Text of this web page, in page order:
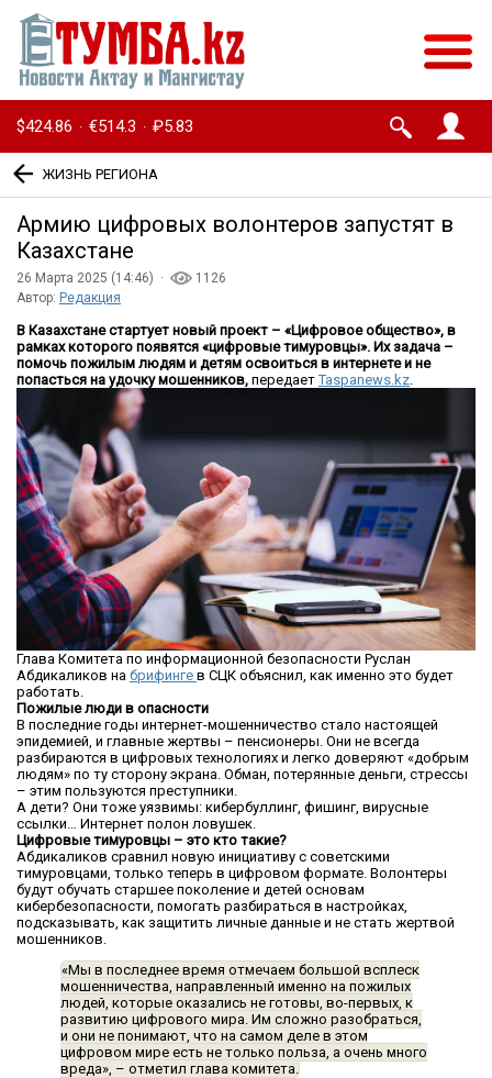
$424.86 · €514.3 · ₽5.83
ЖИЗНЬ РЕГИОНА
Армию цифровых волонтеров запустят в
Казахстане
26 Марта 2025 (14:46) ·
1126
Автор: Редакция
В Казахстане стартует новый проект – «Цифровое общество», в
рамках которого появятся «цифровые тимуровцы». Их задача –
помочь пожилым людям и детям освоиться в интернете и не
попасться на удочку мошенников, передаетTaspanews.kz.
Глава Комитета по информационной безопасности Руслан
Абдикаликов на брифинге в СЦК объяснил, как именно это будет
работать.
Пожилые люди в опасности
В последние годы интернет-мошенничество стало настоящей
эпидемией, и главные жертвы – пенсионеры. Они не всегда
разбираются в цифровых технологиях и легко доверяют «добрым
людям» по ту сторону экрана. Обман, потерянные деньги, стрессы
– этим пользуются преступники.
А дети? Они тоже уязвимы: кибербуллинг, фишинг, вирусные
ссылки… Интернет полон ловушек.
Цифровые тимуровцы – это кто такие?
Абдикаликов сравнил новую инициативу с советскими
тимуровцами, только теперь в цифровом формате. Волонтеры
будут обучать старшее поколение и детей основам
кибербезопасности, помогать разбираться в настройках,
подсказывать, как защитить личные данные и не стать жертвой
мошенников.
«Мы в последнее время отмечаем большой всплеск
мошенничества, направленный именно на пожилых
людей, которые оказались не готовы, во-первых, к
развитию цифрового мира. Им сложно разобраться,
и они не понимают, что на самом деле в этом
цифровом мире есть не только польза, а очень много
вреда», – отметил глава комитета.